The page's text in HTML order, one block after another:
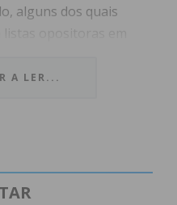
alguns dos quais
A LER...